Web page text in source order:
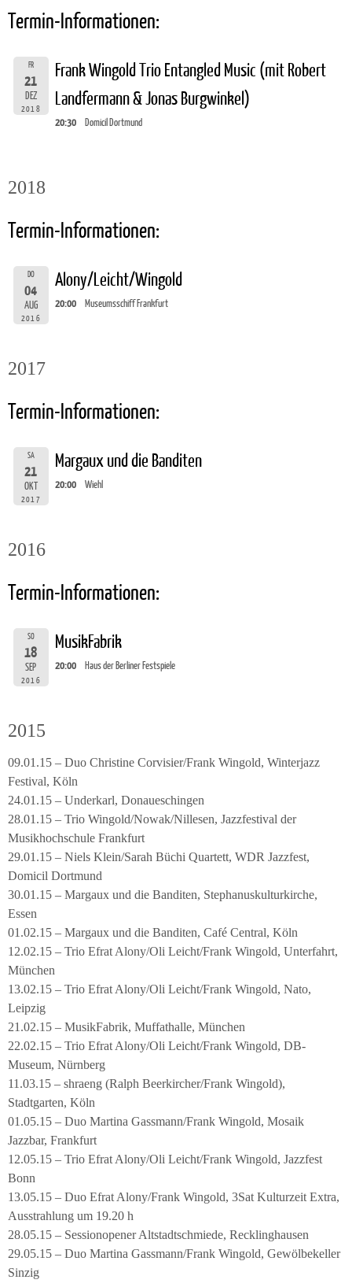
Termin-Informationen:
FR
21
DEZ
2018
Frank Wingold Trio Entangled Music (mit Robert
Landfermann & Jonas Burgwinkel)
20:30 Domicil Dortmund
2018
Termin-Informationen:
DO
04
AUG
2016
Alony/Leicht/Wingold
20:00 Museumsschiff Frankfurt
2017
Termin-Informationen:
SA
21
OKT
2017
Margaux und die Banditen
20:00 Wiehl
2016
Termin-Informationen:
SO
18
SEP
2016
MusikFabrik
20:00 Haus der Berliner Festspiele
2015
09.01.15 – Duo Christine Corvisier/Frank Wingold, Winterjazz
Festival, Köln
24.01.15 – Underkarl, Donaueschingen
28.01.15 – Trio Wingold/Nowak/Nillesen, Jazzfestival der
Musikhochschule Frankfurt
29.01.15 – Niels Klein/Sarah Büchi Quartett, WDR Jazzfest,
Domicil Dortmund
30.01.15 – Margaux und die Banditen, Stephanuskulturkirche,
Essen
01.02.15 – Margaux und die Banditen, Café Central, Köln
12.02.15 – Trio Efrat Alony/Oli Leicht/Frank Wingold, Unterfahrt,
München
13.02.15 – Trio Efrat Alony/Oli Leicht/Frank Wingold, Nato,
Leipzig
21.02.15 – MusikFabrik, Muffathalle, München
22.02.15 – Trio Efrat Alony/Oli Leicht/Frank Wingold, DB-
Museum, Nürnberg
11.03.15 – shraeng (Ralph Beerkircher/Frank Wingold),
Stadtgarten, Köln
01.05.15 – Duo Martina Gassmann/Frank Wingold, Mosaik
Jazzbar, Frankfurt
12.05.15 – Trio Efrat Alony/Oli Leicht/Frank Wingold, Jazzfest
Bonn
13.05.15 – Duo Efrat Alony/Frank Wingold, 3Sat Kulturzeit Extra,
Ausstrahlung um 19.20 h
28.05.15 – Sessionopener Altstadtschmiede, Recklinghausen
29.05.15 – Duo Martina Gassmann/Frank Wingold, Gewölbekeller
Sinzig